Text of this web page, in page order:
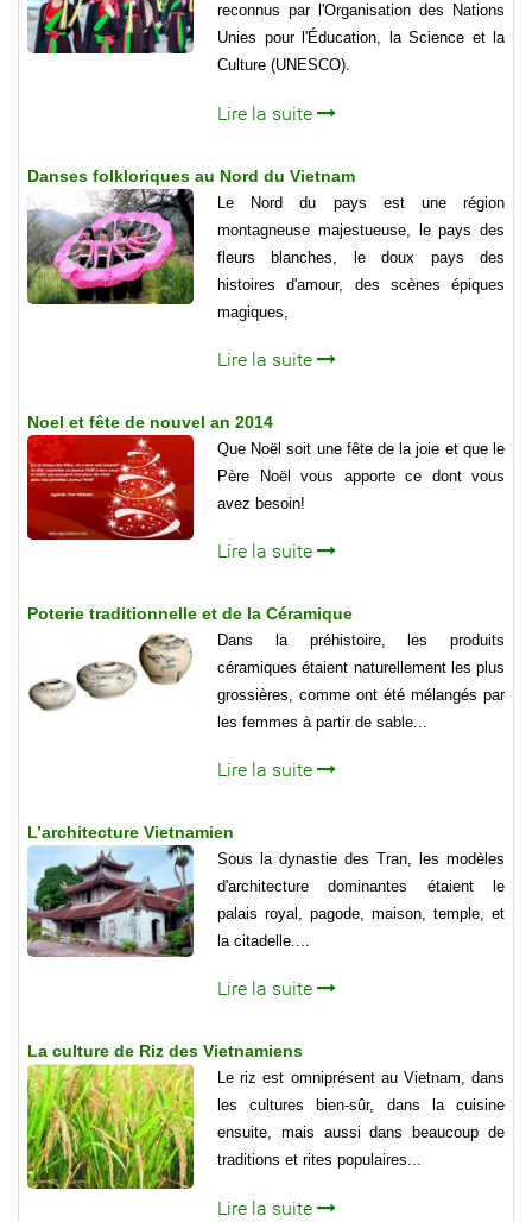
reconnus par l'Organisation des Nations
Unies pour l'Éducation, la Science et la
Culture (UNESCO).
Lire la suite
Danses folkloriques au Nord du Vietnam
Le Nord du pays est une région
montagneuse majestueuse, le pays des
fleurs blanches, le doux pays des
histoires d'amour, des scènes épiques
magiques,
Lire la suite
Noel et fête de nouvel an 2014
Que Noël soit une fête de la joie et que le
Père Noël vous apporte ce dont vous
avez besoin!
Lire la suite
Poterie traditionnelle et de la Céramique
Dans la préhistoire, les produits
céramiques étaient naturellement les plus
grossières, comme ont été mélangés par
les femmes à partir de sable...
Lire la suite
L’architecture Vietnamien
Sous la dynastie des Tran, les modèles
d'architecture dominantes étaient le
palais royal, pagode, maison, temple, et
la citadelle....
Lire la suite
La culture de Riz des Vietnamiens
Le riz est omniprésent au Vietnam, dans
les cultures bien-sûr, dans la cuisine
ensuite, mais aussi dans beaucoup de
traditions et rites populaires...
Lire la suite